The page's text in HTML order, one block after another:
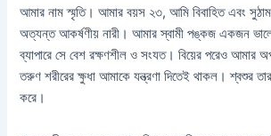
আমার নাম স্মৃতি। আমার বয়স ২৩, আমি বিবাহিত এবং
অত্যন্ত আকর্ষণীয় নারী। আমার স্বামী পঙ্কজ একজন
ব্যাপারে সে বেশ রক্ষণশীল ও সংযত। বিয়ের পরেও আমার
তরুণ শরীরের ক্ষুধা আমাকে যন্ত্রণা দিতেই থাকল। শ্বশুর
করে।